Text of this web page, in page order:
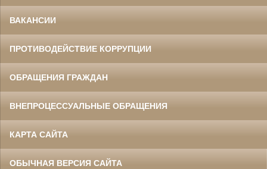
ВАКАНСИИ
ПРОТИВОДЕЙСТВИЕ КОРРУПЦИИ
ОБРАЩЕНИЯ ГРАЖДАН
ВНЕПРОЦЕССУАЛЬНЫЕ ОБРАЩЕНИЯ
КАРТА САЙТА
ОБЫЧНАЯ ВЕРСИЯ САЙТА